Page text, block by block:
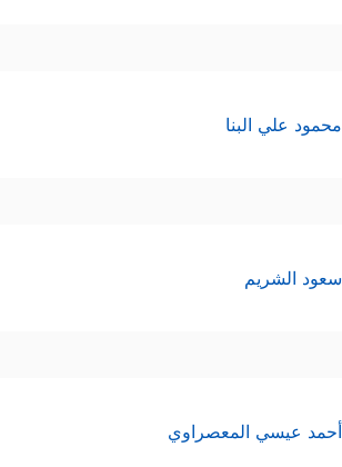
محمود علي البنا
سعود الشريم
أحمد عيسي المعصراوي